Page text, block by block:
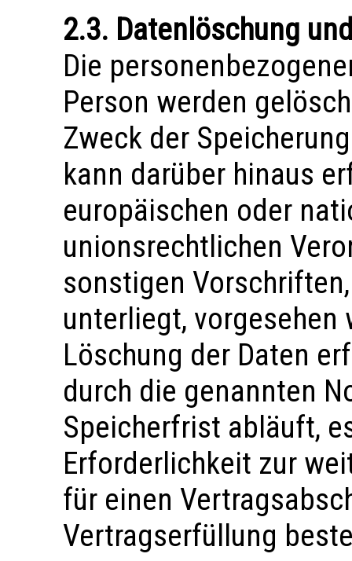
2.3. Datenlöschung
Die
Person werden
Zweck der
kann darüber hinaus
europäischen oder
unionsrechtlichen
sonstigen
unterliegt, vorgesehen
Löschung der Daten
durch die genannten
Speicherfrist abläuft,
Erforderlichkeit zur
für einen
Vertragserfüllung